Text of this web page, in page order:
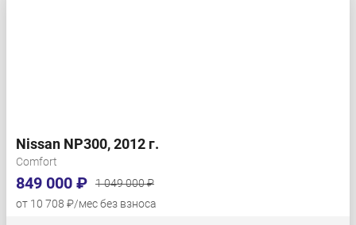
Nissan NP300, 2012 г.
Comfort
849 000 ₽
1 049 000 ₽
от 10 708 ₽/мес без взноса